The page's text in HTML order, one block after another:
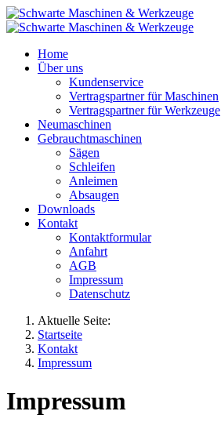
Home
Über uns
Kundenservice
Vertragspartner für Maschinen
Vertragspartner für Werkzeuge
Neumaschinen
Gebrauchtmaschinen
Sägen
Schleifen
Anleimen
Absaugen
Downloads
Kontakt
Kontaktformular
Anfahrt
AGB
Impressum
Datenschutz
Aktuelle Seite:
Startseite
Kontakt
Impressum
Impressum